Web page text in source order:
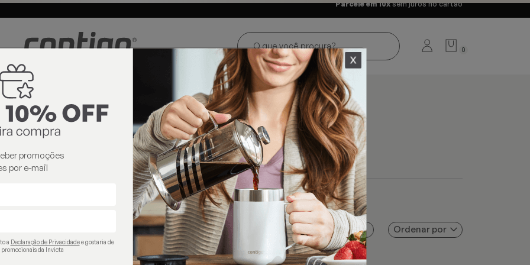
e Centro-
Loja oficialInvicta® no Brasil Parcele em 10xsem juros no cartão
0
147
copos térmicos
Filtros Ordenar por
promoções
por e-mail
a Declaração de Privacidadee gostaria de
da Invicta